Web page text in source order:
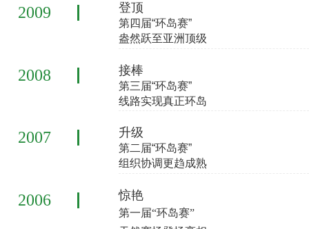
2009 登顶
第四届“环岛赛”
盎然跃至亚洲顶级
2008 接棒
第三届“环岛赛”
线路实现真正环岛
2007 升级
第二届“环岛赛”
组织协调更趋成熟
2006 惊艳
第一届“环岛赛”